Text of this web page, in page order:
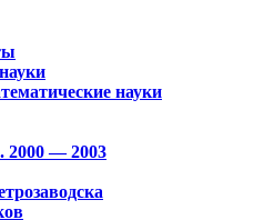
науки
2000 — 2003